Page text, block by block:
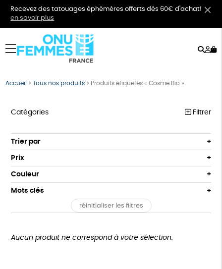
Recevez des tatouages éphémères offerts dès 60€ d'achat!
en savoir plus
menu
Accueil >Tous nos produits > Produits étiquetés « Cosme Bio »
Catégories Filtrer
VÊTEMENTS
BIJOUX
BIEN-ÊTRE
ÉPICERIE
PAPETERIE
Trier par
Par défaut
Popularité
Prix : du - cher au + cher
Prix : du + cher au - cher
Prix
Tous
0 € - 50 €
Plus de 200€
Couleur
Orange
Mots clés
Fabriqué en France Agriculture Biologique
réinitialiser les filtres
Aucun produit ne correspond à votre sélection.